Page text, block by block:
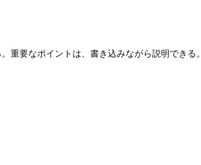
重要なポイントは、書き込みながら説明できる。